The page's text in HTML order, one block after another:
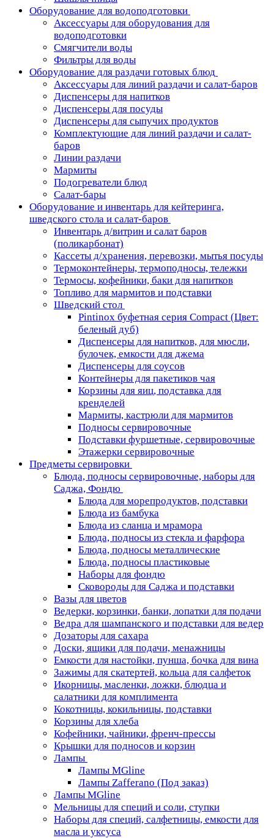
Оборудование для водоподготовки
Аксессуары для оборудования для
водоподготовки
Смягчители воды
Фильтры для воды
Оборудование для раздачи готовых блюд
Аксессуары для линий раздачи и салат-баров
Диспенсеры для напитков
Диспенсеры для посуды
Диспенсеры для сыпучих продуктов
Комплектующие для линий раздачи и салат-
баров
Линии раздачи
Мармиты
Подогреватели блюд
Салат-бары
Оборудование и инвентарь для кейтеринга,
шведского стола и салат-баров
Инвентарь д/витрин и салат баров
(поликарбонат)
Кассеты д/хранения, перевозки, мытья посуды
Термоконтейнеры, термоподносы, тележки
Термосы, кофейники, баки для напитков
Топливо для мармитов и подставки
Шведский стол
Pintinox буфетная серия Compact (Цвет:
беленый дуб)
Диспенсеры для напитков, для мюсли,
булочек, емкости для джема
Диспенсеры для соусов
Контейнеры для пакетиков чая
Корзины для яиц, подставка для
кренделей
Мармиты, кастрюли для мармитов
Подносы сервировочные
Подставки фуршетные, сервировочные
Этажерки сервировочные
Предметы сервировки
Блюда, подносы сервировочные, наборы для
Саджа, Фондю
Блюда для морепродуктов, подставки
Блюда из бамбука
Блюда из сланца и мрамора
Блюда, подносы из стекла и фарфора
Блюда, подносы металлические
Блюда, подносы пластиковые
Наборы для фондю
Сковороды для Саджа и подставки
Вазы для цветов
Ведерки, корзинки, банки, лопатки для подачи
Ведра для шампанского и подставки для ведер
Дозаторы для сахара
Доски, ящики для подачи, менажницы
Емкости для настойки, пунша, бочка для вина
Зажимы для скатертей, кольца для салфеток
Икорницы, масленки, ложки, блюдца и
салатники для комплимента
Кокотницы, кокильницы, подставки
Корзины для хлеба
Кофейники, чайники, френч-прессы
Крышки для подносов и корзин
Лампы
Лампы MGline
Лампы Zafferano (Под заказ)
Лампы MGline
Мельницы для специй и соли, ступки
Наборы для специй, салфетницы, емкости для
масла и уксуса